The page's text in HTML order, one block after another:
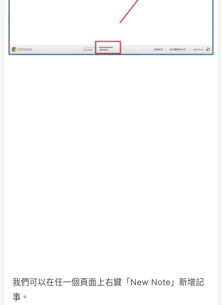
我們可以在任一個頁面上右鍵「New Note」新增記
事。